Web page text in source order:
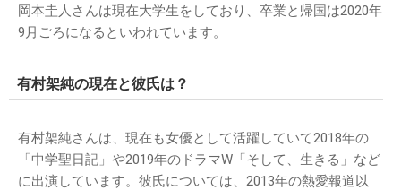
岡本圭人さんは現在大学生をしており、卒業と帰国は2020年
9月ごろになるといわれています。
有村架純の現在と彼氏は？
有村架純さんは、現在も女優として活躍していて2018年の
「中学聖日記」や2019年のドラマW「そして、生きる」など
に出演しています。彼氏については、2013年の熱愛報道以